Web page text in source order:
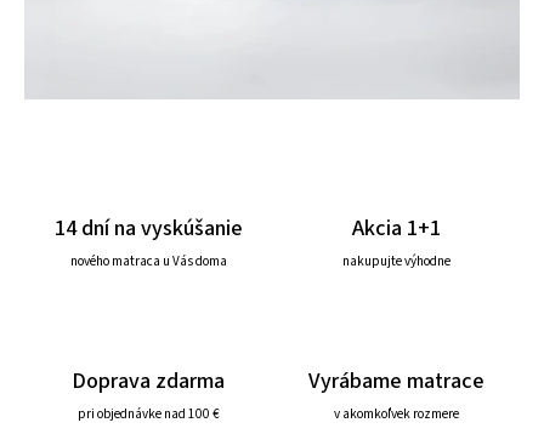
14 dní na vyskúšanie
nového matraca u Vás doma
Akcia 1+1
nakupujte výhodne
Doprava zdarma
pri objednávke nad 100 €
Vyrábame matrace
v akomkoľvek rozmere